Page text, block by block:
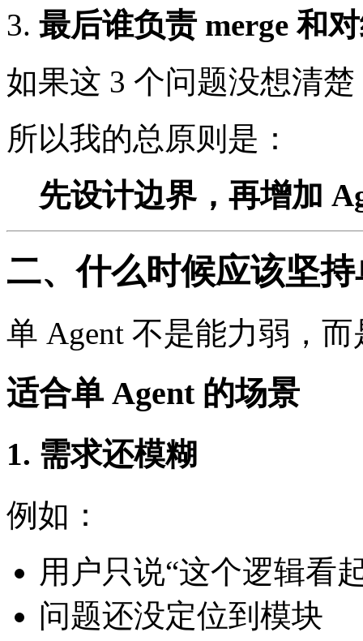
最后谁负责 merge 和
如果这 3 个问题没想清
所以我的总原则是：
先设计边界，再增加
二、什么时候应该坚
单 Agent 不是能力弱，
适合单 Agent 的场景
1. 需求还模糊
例如：
用户只说“这个逻辑看
问题还没定位到模块